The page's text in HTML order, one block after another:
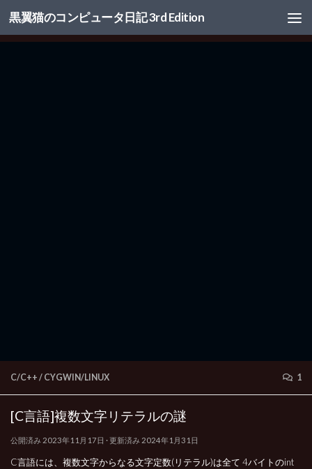
コンテンツへスキップ
黒翼猫のコンピュータ日記 3rd Edition
C/C++ / CYGWIN/LINUX 1
[C言語]複数文字リテラルの謎
公開済み 2023年11月17日 · 更新済み 2024年1月31日
C言語には、複数文字からなる文字定数(リテラル)は全て 4バイトのint